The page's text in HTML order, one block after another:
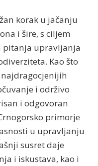
korak u jačanju
i šire, s ciljem
pitanja upravljanja
Kao što
najdragocjenijih
i održivo
i odgovoran
primorje
u upravljanju
susret daje
i iskustava, kao i